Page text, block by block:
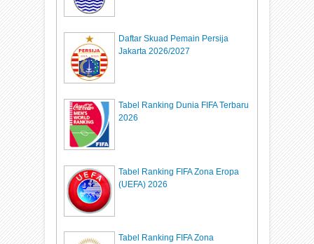
Daftar Skuad Pemain Persija
Jakarta 2026/2027
Tabel Ranking Dunia FIFA Terbaru
2026
Tabel Ranking FIFA Zona Eropa
(UEFA) 2026
Tabel Ranking FIFA Zona